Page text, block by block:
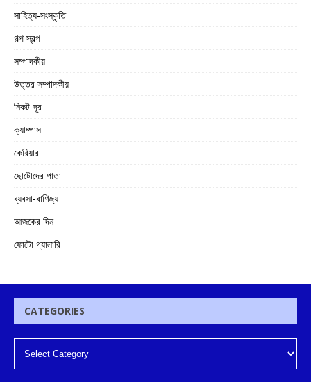
সাহিত্য-সংস্কৃতি
গল্প স্বল্প
সম্পাদকীয়
উত্তর সম্পাদকীয়
নিকট-দূর
ক্যাম্পাস
কেরিয়ার
ছোটোদের পাতা
ব্যবসা-বাণিজ্য
আজকের দিন
ফোটো গ্যালারি
CATEGORIES